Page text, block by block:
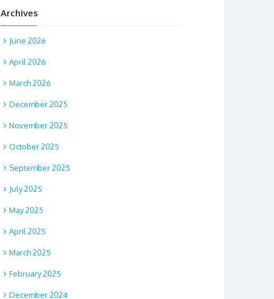
Archives
June 2026
April 2026
March 2026
December 2025
November 2025
October 2025
September 2025
July 2025
May 2025
April 2025
March 2025
February 2025
December 2024